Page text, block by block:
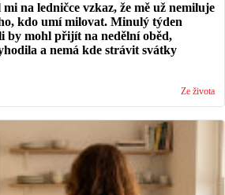
na ledničce vzkaz, že mě už nemiluje
kdo umí milovat. Minulý týden
by mohl přijít na nedělní oběd,
a nemá kde strávit svátky
Ze života